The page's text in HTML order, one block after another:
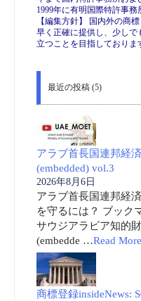
1999年に有明国際特許事務
【編集方針】 国内外の商
早く正確に提供し、少しで
立つことを目指しておりま
最近の投稿 (5)
アラブ首長国連邦経
(embedded) vol.3
2026年8月6日
アラブ首長国連邦経
を守るには？ ブック
サウジアラビア知的
(embedde …Read
商標登録insideNews: